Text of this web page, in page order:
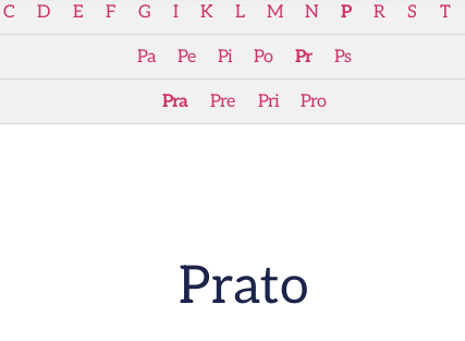
C D E F G I K L M N P R S T
Pa Pe Pi Po Pr Ps
Pra Pre Pri Pro
Prato